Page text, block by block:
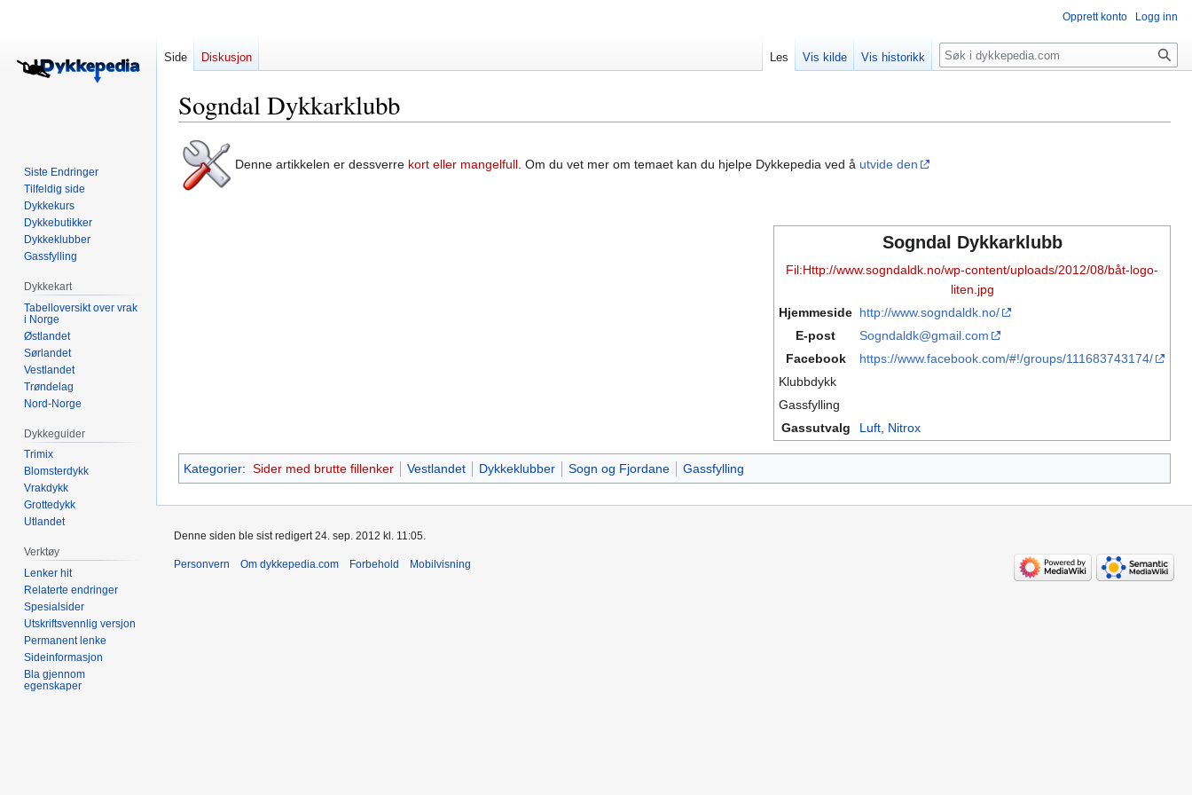
Sogndal Dykkarklubb
Hopp
til
navigering
Hopp
til
søk
Denne artikkelen er dessverre kort eller mangelfull . Om du vet mer om temaet kan du hjelpe Dykkepedia ved å utvide den
Sogndal Dykkarklubb
Fil:Http://www.sogndaldk.no/wp-content/uploads/2012/08/båt-logo-
liten.jpg
Hjemmeside http://www.sogndaldk.no/
E-post
Sogndaldk@gmail.com
Facebook
https://www.facebook.com/#!/groups/111683743174/
Klubbdykk
Gassfylling
Gassutvalg
Luft, Nitrox
Kategorier: Sider med brutte fillenker Vestlandet Dykkeklubber Sogn og Fjordane Gassfylling
Opprett konto Logg inn
Side Diskusjon Les Vis kilde Vis historikk Søk
Siste Endringer
Tilfeldig side
Dykkekurs
Dykkebutikker
Dykkeklubber
Gassfylling
Dykkekart
Tabelloversikt over vrak
i Norge
Østlandet
Sørlandet
Vestlandet
Trøndelag
Nord-Norge
Dykkeguider
Trimix
Blomsterdykk
Vrakdykk
Grottedykk
Utlandet
Verktøy
Lenker hit
Relaterte endringer
Spesialsider
Utskriftsvennlig versjon
Permanent lenke
Sideinformasjon
Bla gjennom
egenskaper
Denne siden ble sist redigert 24. sep. 2012 kl. 11:05.
Personvern Om dykkepedia.com Forbehold Mobilvisning